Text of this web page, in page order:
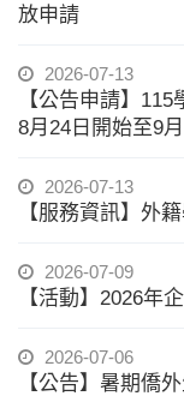
放申請
2026-07-13
【公告申請】
8月24日開始至9月
2026-07-13
【服務資訊】外
2026-07-09
【活動】2026年
2026-07-06
【公告】暑期僑